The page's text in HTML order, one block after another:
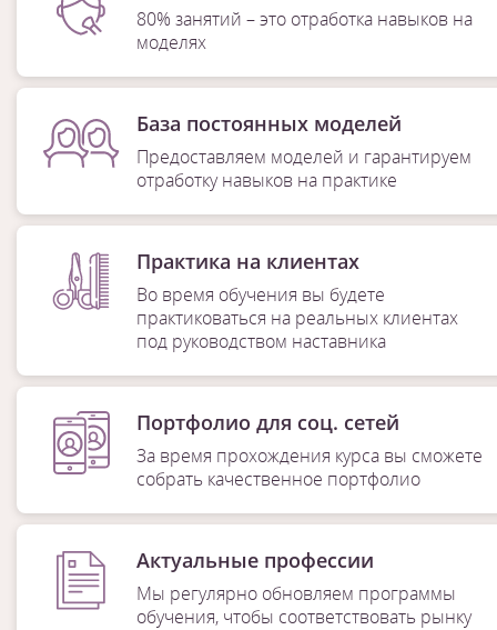
80% занятий – это отработка навыков на
моделях
База постоянных моделей
Предоставляем моделей и гарантируем
отработку навыков на практике
Практика на клиентах
Во время обучения вы будете
практиковаться на реальных клиентах
под руководством наставника
Портфолио для соц. сетей
За время прохождения курса вы сможете
собрать качественное портфолио
Актуальные профессии
Мы регулярно обновляем программы
обучения, чтобы соответствовать рынку